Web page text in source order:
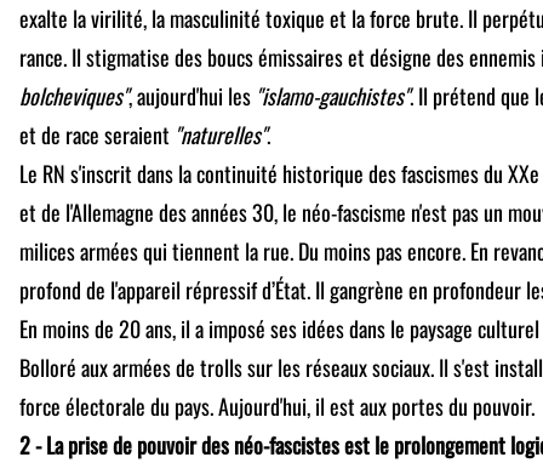
exalte la virilité, la masculinité toxique et la force brute. Il
rance. Il stigmatise des boucs émissaires et désigne des
bolcheviques", aujourd'hui les "islamo-gauchistes". Il prétend que
et de race seraient "naturelles".
Le RN s'inscrit dans la continuité historique des fascismes du
et de l'Allemagne des années 30, le néo-fascisme n'est pas un
milices armées qui tiennent la rue. Du moins pas encore. En
profond de l'appareil répressif d’État. Il gangrène en profondeur
En moins de 20 ans, il a imposé ses idées dans le paysage
Bolloré aux armées de trolls sur les réseaux sociaux. Il s'est
force électorale du pays. Aujourd'hui, il est aux portes du pouvoir.
2 - La prise de pouvoir des néo-fascistes est le prolongement